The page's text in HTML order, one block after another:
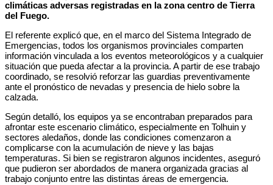
climáticas adversas registradas en la zona centro de Tierra
del Fuego.
El referente explicó que, en el marco del Sistema Integrado de
Emergencias, todos los organismos provinciales comparten
información vinculada a los eventos meteorológicos y a cualquier
situación que pueda afectar a la provincia. A partir de ese trabajo
coordinado, se resolvió reforzar las guardias preventivamente
ante el pronóstico de nevadas y presencia de hielo sobre la
calzada.
Según detalló, los equipos ya se encontraban preparados para
afrontar este escenario climático, especialmente en Tolhuin y
sectores aledaños, donde las condiciones comenzaron a
complicarse con la acumulación de nieve y las bajas
temperaturas. Si bien se registraron algunos incidentes, aseguró
que pudieron ser abordados de manera organizada gracias al
trabajo conjunto entre las distintas áreas de emergencia.